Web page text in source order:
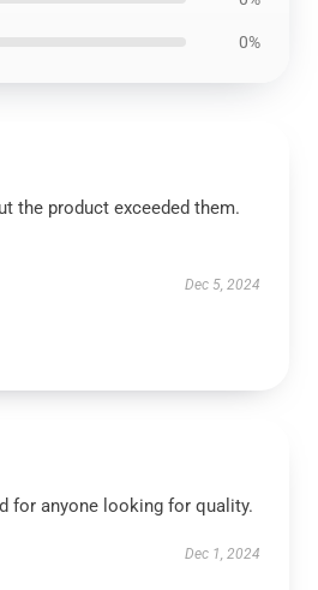
0%
the product exceeded them.
Dec 5, 2024
for anyone looking for quality.
Dec 1, 2024